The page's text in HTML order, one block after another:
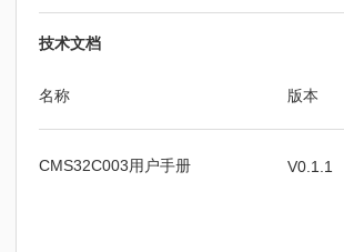
技术文档
名称 版本
CMS32C003用户手册 V0.1.1